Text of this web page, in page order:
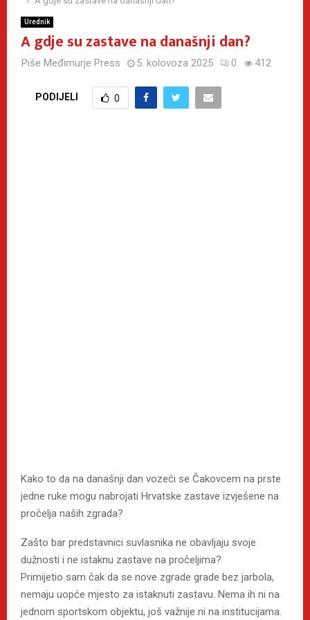
Urednik
A gdje su zastave na današnji dan?
Piše Međimurje Press 5. kolovoza 2025 0 412
PODIJELI 0
Kako to da na današnji dan vozeći se Čakovcem na prste
jedne ruke mogu nabrojati Hrvatske zastave izvješene na
pročelja naših zgrada?
Zašto bar predstavnici suvlasnika ne obavljaju svoje
dužnosti i ne istaknu zastave na pročeljima?
Primijetio sam čak da se nove zgrade grade bez jarbola,
nemaju uopće mjesto za istaknuti zastavu. Nema ih ni na
jednom sportskom objektu, još važnije ni na institucijama.